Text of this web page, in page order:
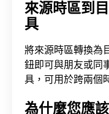
來源時區到
具
將來源時區轉換為
鈕即可與朋友或同
具，可用於跨兩個
為什麼您應